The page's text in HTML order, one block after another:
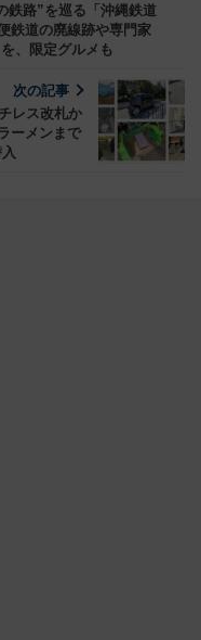
鉄路”を巡る「沖縄鉄道
鉄道の廃線跡や専門家
、限定グルメも
次の記事
レス改札か
ーメンまで